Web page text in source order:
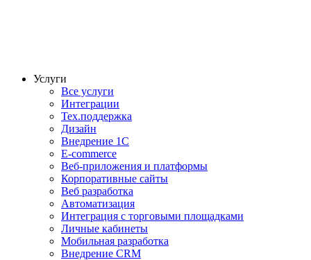
Услуги
Все услуги
Интеграции
Тех.поддержка
Дизайн
Внедрение 1С
E-commerce
Веб-приложения и платформы
Корпоративные сайты
Веб разработка
Автоматизация
Интеграция с торговыми площадками
Личные кабинеты
Мобильная разработка
Внедрение CRM